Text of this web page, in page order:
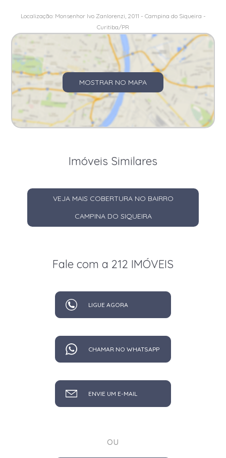
Localização: Monsenhor Ivo Zanlorenzi, 2011 - Campina do Siqueira -
Curitiba/PR
MOSTRAR NO MAPA
Imóveis Similares
VEJA MAIS COBERTURA NO BAIRRO
CAMPINA DO SIQUEIRA
Fale com a 212 IMÓVEIS
LIGUE AGORA
CHAMAR NO WHATSAPP
ENVIE UM E-MAIL
ou